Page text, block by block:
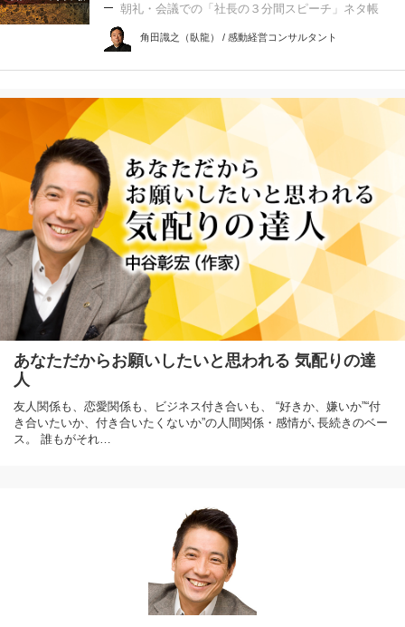
朝礼・会議での「社長の３分間スピーチ」ネタ帳
角田識之（臥龍） / 感動経営コンサルタント
あなただからお願いしたいと思われる 気配りの達
人
友人関係も、恋愛関係も、ビジネス付き合いも、 “好きか、嫌いか”“付
き合いたいか、付き合いたくないか”の人間関係・感情が､長続きのベー
ス。 誰もがそれ…